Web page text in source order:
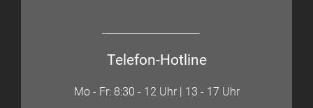
Telefon-Hotline
Mo - Fr: 8:30 - 12 Uhr | 13 - 17 Uhr